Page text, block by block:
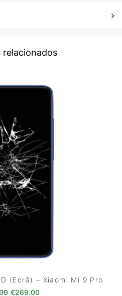
relacionados
(Ecrã) – Xiaomi Mi 9 Pro
O preço original era:
€269.00O preço atual é: